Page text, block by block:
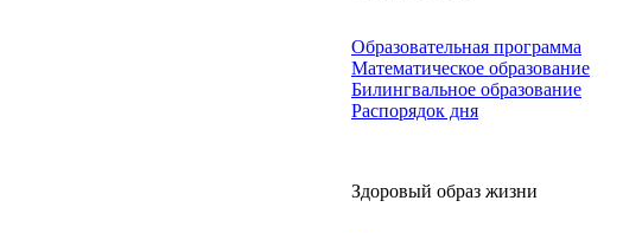
Образовательная программа
Математическое образование
Билингвальное образование
Распорядок дня
Здоровый образ жизни